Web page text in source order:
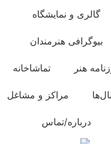
گالری و نمایشگاه
بیوگرافی هنرمندان
هنر تماشاخانه
مراکز و مشاغل
درباره/تماس